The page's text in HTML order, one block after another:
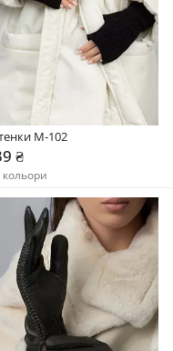
M-102
₴
кольори